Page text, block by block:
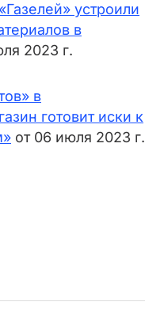
устроили
в
2023 г.
в
готовит иски к
от 06 июля 2023 г.